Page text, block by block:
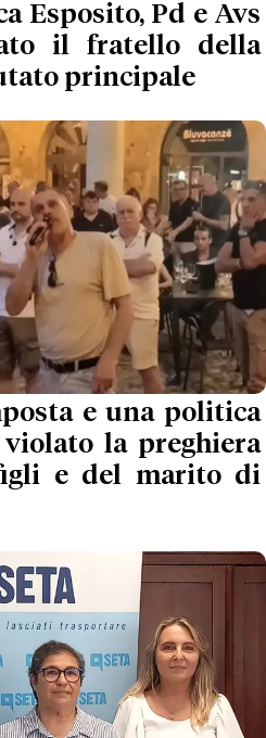
Esposito, Pd e Avs
il fratello della
principale
e una politica
la preghiera
e del marito di